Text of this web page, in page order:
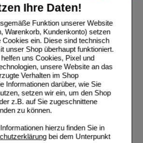
Ihre Daten!
Funktion unserer Website
Warenkorb, Kundenkonto) setzen
Cookies ein. Diese sind technisch
unser Shop überhaupt funktioniert.
uns Cookies, Pixel und
unsere Website an das
Verhalten im Shop
Informationen darüber, wie Sie
setzen wir ein, um den Shop
z.B. auf Sie zugeschnittene
zu können.
hierzu finden Sie in
bei dem Unterpunkt
Hilfe zur Anmeldung
Hilfe zum Bestellvorgang
Zahlungsmöglichkeiten
Rezepte einlösen
Freiumschläge anfordern
Freiumschläge downloaden
Auslandsbestellung
Reklamation
Widerrufsformular
Problembehebung
Bestellschein